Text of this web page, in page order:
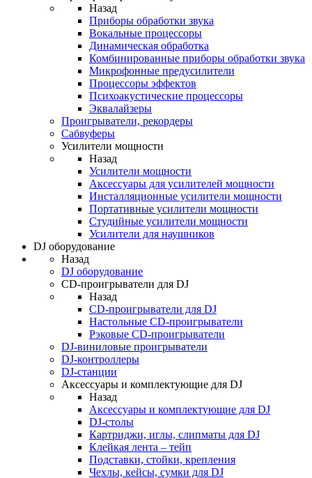
Назад
Приборы обработки звука
Вокальные процессоры
Динамическая обработка
Комбинированные приборы обработки звука
Микрофонные предусилители
Процессоры эффектов
Психоакустические процессоры
Эквалайзеры
Проигрыватели, рекордеры
Сабвуферы
Усилители мощности
Назад
Усилители мощности
Аксессуары для усилителей мощности
Инсталляционные усилители мощности
Портативные усилители мощности
Студийные усилители мощности
Усилители для наушников
DJ оборудование
Назад
DJ оборудование
CD-проигрыватели для DJ
Назад
CD-проигрыватели для DJ
Настольные CD-проигрыватели
Рэковые CD-проигрыватели
DJ-виниловые проигрыватели
DJ-контроллеры
DJ-станции
Аксессуары и комплектующие для DJ
Назад
Аксессуары и комплектующие для DJ
DJ-столы
Картриджи, иглы, слипматы для DJ
Клейкая лента – тейп
Подставки, стойки, крепления
Чехлы, кейсы, сумки для DJ